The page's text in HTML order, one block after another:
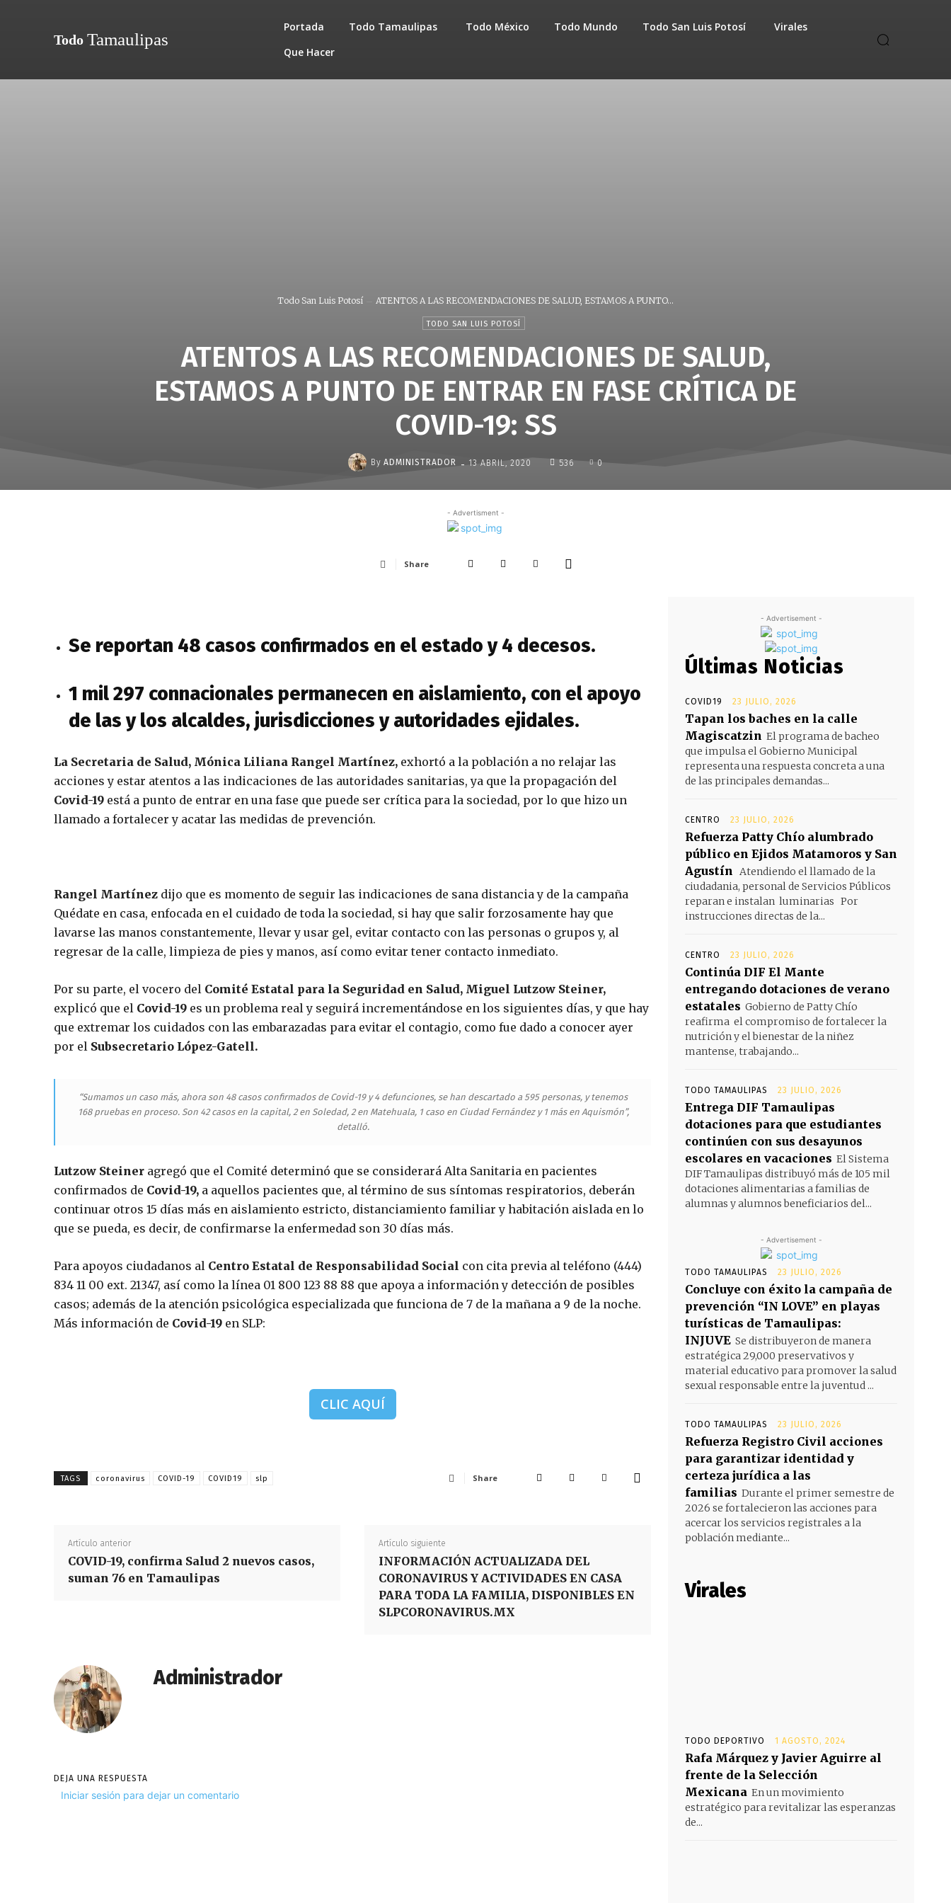
Todo Tamaulipas
Portada Todo Tamaulipas Todo México Todo Mundo Todo San Luis Potosí
Virales
Que Hacer
Todo San Luis Potosí ATENTOS A LAS RECOMENDACIONES DE SALUD, ESTAMOS A PUNTO...
TODO SAN LUIS POTOSÍ
ATENTOS A LAS RECOMENDACIONES DE SALUD,
ESTAMOS A PUNTO DE ENTRAR EN FASE CRÍTICA DE
COVID-19: SS
By ADMINISTRADOR - 13 ABRIL, 2020 536 0
- Advertisment -
Share
Se reportan 48 casos confirmados en el estado y 4 decesos.
1 mil 297 connacionales permanecen en aislamiento, con el apoyo
de las y los alcaldes, jurisdicciones y autoridades ejidales.
La Secretaria de Salud, Mónica Liliana Rangel Martínez, exhortó a la población a no relajar las
acciones y estar atentos a las indicaciones de las autoridades sanitarias, ya que la propagación del
Covid-19 está a punto de entrar en una fase que puede ser crítica para la sociedad, por lo que hizo un
llamado a fortalecer y acatar las medidas de prevención.
Rangel Martínez dijo que es momento de seguir las indicaciones de sana distancia y de la campaña
Quédate en casa, enfocada en el cuidado de toda la sociedad, si hay que salir forzosamente hay que
lavarse las manos constantemente, llevar y usar gel, evitar contacto con las personas o grupos y, al
regresar de la calle, limpieza de pies y manos, así como evitar tener contacto inmediato.
Por su parte, el vocero del Comité Estatal para la Seguridad en Salud, Miguel Lutzow Steiner,
explicó que el Covid-19 es un problema real y seguirá incrementándose en los siguientes días, y que hay
que extremar los cuidados con las embarazadas para evitar el contagio, como fue dado a conocer ayer
por el Subsecretario López-Gatell.
“Sumamos un caso más, ahora son 48 casos confirmados de Covid-19 y 4 defunciones, se han descartado a 595 personas, y tenemos
168 pruebas en proceso. Son 42 casos en la capital, 2 en Soledad, 2 en Matehuala, 1 caso en Ciudad Fernández y 1 más en Aquismón”,
detalló.
Lutzow Steiner agregó que el Comité determinó que se considerará Alta Sanitaria en pacientes
confirmados de Covid-19, a aquellos pacientes que, al término de sus síntomas respiratorios, deberán
continuar otros 15 días más en aislamiento estricto, distanciamiento familiar y habitación aislada en lo
que se pueda, es decir, de confirmarse la enfermedad son 30 días más.
Para apoyos ciudadanos al Centro Estatal de Responsabilidad Social con cita previa al teléfono (444)
834 11 00 ext. 21347, así como la línea 01 800 123 88 88 que apoya a información y detección de posibles
casos; además de la atención psicológica especializada que funciona de 7 de la mañana a 9 de la noche.
Más información de Covid-19 en SLP:
CLIC AQUÍ
TAGS coronavirus COVID-19 COVID19 slp Share
Artículo anterior
COVID-19, confirma Salud 2 nuevos casos,
suman 76 en Tamaulipas
Artículo siguiente
INFORMACIÓN ACTUALIZADA DEL
CORONAVIRUS Y ACTIVIDADES EN CASA
PARA TODA LA FAMILIA, DISPONIBLES EN
SLPCORONAVIRUS.MX
Administrador
DEJA UNA RESPUESTA
Iniciar sesión para dejar un comentario
- Advertisement -
Últimas Noticias
COVID19 23 JULIO, 2026
Tapan los baches en la calle
Magiscatzin El programa de bacheo
que impulsa el Gobierno Municipal
representa una respuesta concreta a una
de las principales demandas...
CENTRO 23 JULIO, 2026
Refuerza Patty Chío alumbrado
público en Ejidos Matamoros y San
Agustín Atendiendo el llamado de la
ciudadania, personal de Servicios Públicos
reparan e instalan luminarias Por
instrucciones directas de la...
CENTRO 23 JULIO, 2026
Continúa DIF El Mante
entregando dotaciones de verano
estatales Gobierno de Patty Chío
reafirma el compromiso de fortalecer la
nutrición y el bienestar de la niñez
mantense, trabajando...
TODO TAMAULIPAS 23 JULIO, 2026
Entrega DIF Tamaulipas
dotaciones para que estudiantes
continúen con sus desayunos
escolares en vacaciones El Sistema
DIF Tamaulipas distribuyó más de 105 mil
dotaciones alimentarias a familias de
alumnas y alumnos beneficiarios del...
- Advertisement -
TODO TAMAULIPAS 23 JULIO, 2026
Concluye con éxito la campaña de
prevención “IN LOVE” en playas
turísticas de Tamaulipas:
INJUVE Se distribuyeron de manera
estratégica 29,000 preservativos y
material educativo para promover la salud
sexual responsable entre la juventud ...
TODO TAMAULIPAS 23 JULIO, 2026
Refuerza Registro Civil acciones
para garantizar identidad y
certeza jurídica a las
familias Durante el primer semestre de
2026 se fortalecieron las acciones para
acercar los servicios registrales a la
población mediante...
Virales
TODO DEPORTIVO 1 AGOSTO, 2024
Rafa Márquez y Javier Aguirre al
frente de la Selección
Mexicana En un movimiento
estratégico para revitalizar las esperanzas
de...